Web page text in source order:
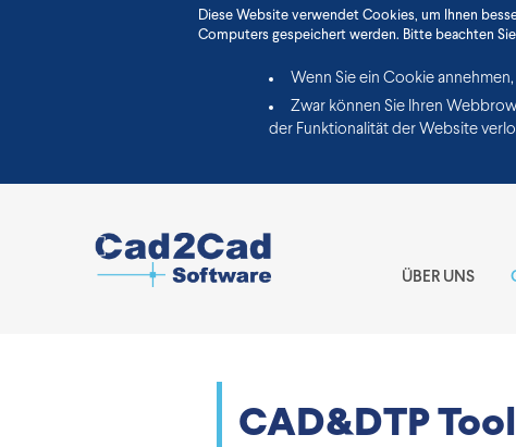
Diese Website verwendet Cookies, um Ihnen
Computers gespeichert werden. Bitte beachten
Wenn Sie ein Cookie
Zwar können Sie Ihren
der Funktionalität der Website
ÜBER UNS
CAD&DTP